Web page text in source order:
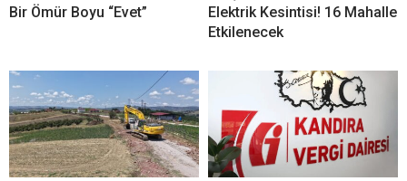
Bir Ömür Boyu “Evet”
Elektrik Kesintisi! 16 Mahalle
Etkilenecek